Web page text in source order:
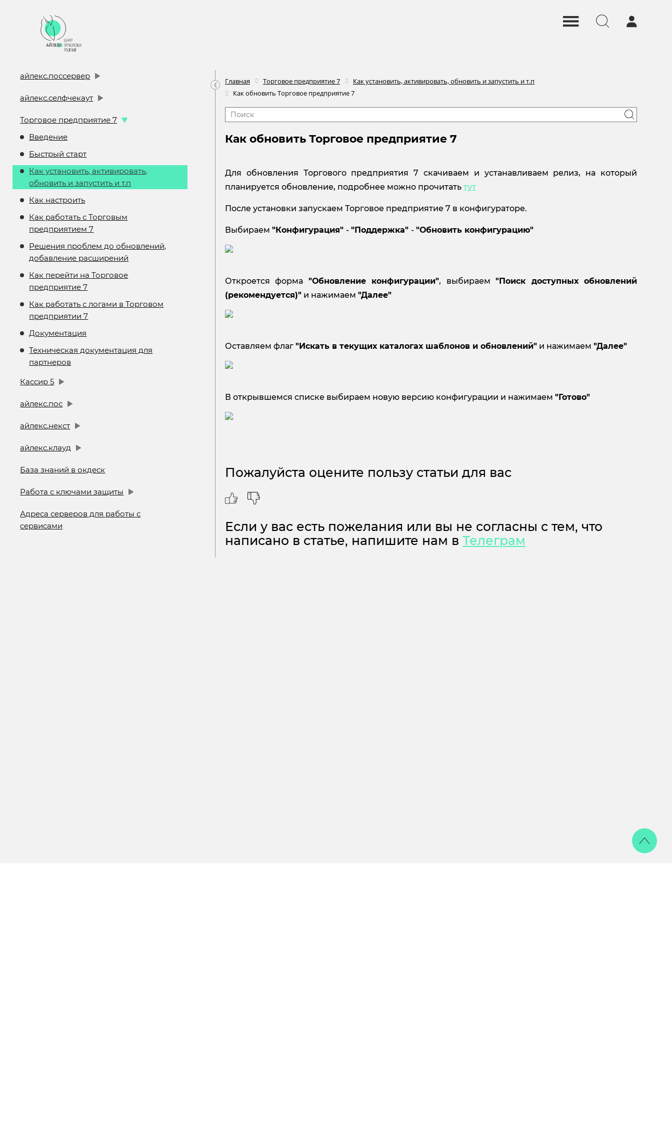
айлекс.поссервер
айлекс.селфчекаут
Торговое предприятие 7
Введение
Быстрый старт
Как установить, активировать,
обновить и запустить и т.п
Как настроить
Как работать с Торговым
предприятием 7
Решения проблем до обновлений,
добавление расширений
Как перейти на Торговое
предприятие 7
Как работать с логами в Торговом
предприятии 7
Документация
Техническая документация для
партнеров
Кассир 5
айлекс.пос
айлекс.некст
айлекс.клауд
База знаний в окдеск
Работа с ключами защиты
Адреса серверов для работы с
сервисами
‹ Главная Торговое предприятие 7
Как установить, активировать, обновить и запустить и т.п
Как обновить Торговое предприятие 7
Как обновить Торговое предприятие 7
Для обновления Торгового предприятия 7 скачиваем и устанавливаем релиз, на который
планируется обновление, подробнее можно прочитать тут
После установки запускаем Торговое предприятие 7 в конфигураторе.
Выбираем "Конфигурация" - "Поддержка" - "Обновить конфигурацию"
Откроется форма "Обновление конфигурации", выбираем"Поиск доступных обновлений
(рекомендуется)" и нажимаем "Далее"
Оставляем флаг "Искать в текущих каталогах шаблонов и обновлений" и нажимаем "Далее"
В открывшемся списке выбираем новую версию конфигурации и нажимаем "Готово"
Пожалуйста оцените пользу статьи для вас
Если у вас есть пожелания или вы не согласны с тем, что
написано в статье, напишите нам в Телеграм